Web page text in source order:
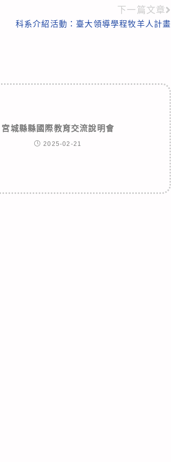
下一篇文章
科系介紹活動：臺大領導學程牧羊人計畫
宮城縣縣國際教育交流說明會
2025-02-21